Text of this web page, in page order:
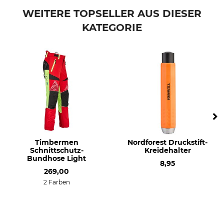
WEITERE TOPSELLER AUS DIESER
KATEGORIE
Timbermen
Schnittschutz-
Bundhose Light
269,00
2 Farben
Nordforest Druckstift-
Kreidehalter
8,95